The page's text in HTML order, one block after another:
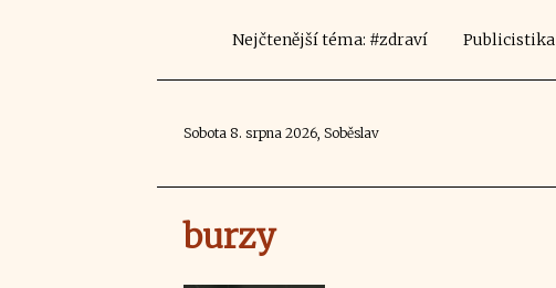
Nejčtenější téma: #zdraví Publicistika
Sobota 8. srpna 2026, Soběslav
burzy